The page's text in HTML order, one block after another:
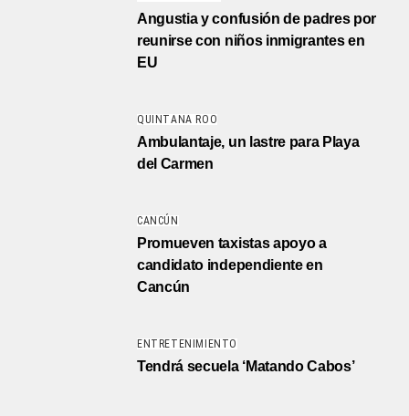
Angustia y confusión de padres por
reunirse con niños inmigrantes en
EU
QUINTANA ROO
Ambulantaje, un lastre para Playa
del Carmen
CANCÚN
Promueven taxistas apoyo a
candidato independiente en
Cancún
ENTRETENIMIENTO
Tendrá secuela ‘Matando Cabos’